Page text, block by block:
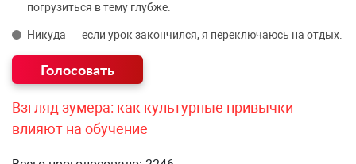
погрузиться в тему глубже.
Никуда — если урок закончился, я переключаюсь на отдых.
Взгляд зумера: как культурные привычки
влияют на обучение